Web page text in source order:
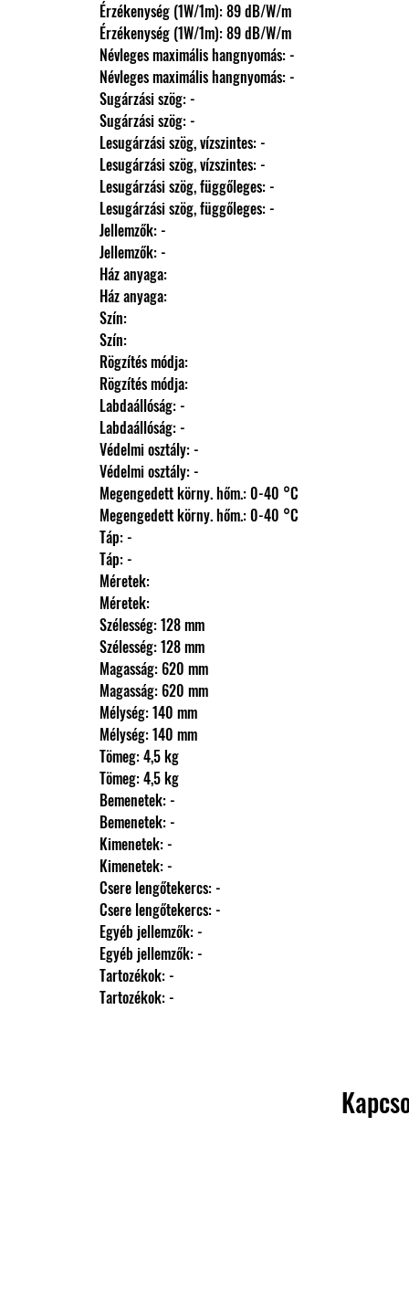
                Érzékenység (1W/1m): 89 dB/W/m
                Érzékenység (1W/1m): 89 dB/W/m
                Névleges maximális hangnyomás: -
                Névleges maximális hangnyomás: -
                Sugárzási szög: -
                Sugárzási szög: -
                Lesugárzási szög, vízszintes: -
                Lesugárzási szög, vízszintes: -
                Lesugárzási szög, függőleges: -
                Lesugárzási szög, függőleges: -
                Jellemzők: -
                Jellemzők: -
                Ház anyaga:
                Ház anyaga:
                Szín:
                Szín:
                Rögzítés módja:
                Rögzítés módja:
                Labdaállóság: -
                Labdaállóság: -
                Védelmi osztály: -
                Védelmi osztály: -
                Megengedett körny. hőm.: 0-40 °C
                Megengedett körny. hőm.: 0-40 °C
                Táp: -
                Táp: -
                Méretek:
                Méretek:
                Szélesség: 128 mm
                Szélesség: 128 mm
                Magasság: 620 mm
                Magasság: 620 mm
                Mélység: 140 mm
                Mélység: 140 mm
                Tömeg: 4,5 kg
                Tömeg: 4,5 kg
                Bemenetek: -
                Bemenetek: -
                Kimenetek: -
                Kimenetek: -
                Csere lengőtekercs: -
                Csere lengőtekercs: -
                Egyéb jellemzők: -
                Egyéb jellemzők: -
                Tartozékok: -
                Tartozékok: -